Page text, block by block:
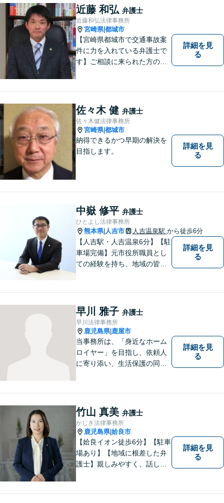
近藤 和弘 弁護士
近藤和弘法律事務所
宮崎県|都城市
【宮崎県都城市で交通事故案
件に力を入れている弁護士で
す】ご相談に来られた方の話
引き受けした案件について
は，依頼者が希望されるベス
トな解決に至るよう最善を尽
くします。お気軽にご相談く
ださい。
詳細を見
る
佐々木 健 弁護士
佐々木健法律事務所
宮崎県|都城市
納得できるかつ早期の解決を
目指します。
詳細を見
る
中嶽 修平 弁護士
ひとよし法律事務所
熊本県| 人吉市 人吉温泉駅 から徒歩6分
【人吉駅・人吉温泉6分】【駐
車場完備】元市役所職員とし
ての経験を持ち、地域の皆さ
懇切丁寧に対応し、解決を目
指します【LINE対応】
詳細を見
る
早川 雅子 弁護士
早川法律事務所
鹿児島県| 鹿屋市
当事務所は、「身近なホーム
ロイヤー」を目指し、依頼人
に寄り添い、生活保護の同行
っております。
詳細を見
る
竹山 真美 弁護士
かじき法律事務所
鹿児島県|姶良市
【姶良イオン徒歩6分】【駐車
場あり】【地域に根差した弁
護士】親しみやすく、話しや
す。離婚問題／相続問題／借
詳細を見
る